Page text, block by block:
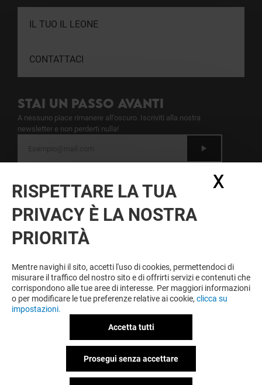
IL TUO IL LEONE
CONTATTACI
STAI UN PASSO AVANTI
A nessuno piace rimanere all'oscuro. Iscriviti alla nostra
newsletter e non perderti nulla!
personali per l'invio della newsletter
A ESSERE FEDELE VINCI SEMPRE
Diventa membro di IO & IL LEONE per approfittare
tutto l'anno di vantaggi, offerte e servizi esclusivi a
Condizioni d'utilizzoNote legali
Informativa sulla privacy
Informativa sui cookies
Politica ambientaleSpazi espositivi
RISPETTARE LA TUA
PRIVACY È LA NOSTRA
PRIORITÀ
Mentre navighi il sito, accetti l'uso di cookies, permettendoci di
misurare il traffico del nostro sito e di offrirti servizi e contenuti che
corrispondono alle tue aree di interesse. Per maggiori informazioni
o per modificare le tue preferenze relative ai cookie, clicca su
impostazioni.
Accetta tutti
Prosegui senza accettare
X